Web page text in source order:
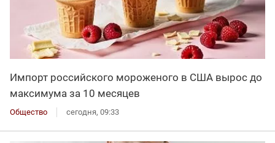
Импорт российского мороженого в США вырос до
максимума за 10 месяцев
Общество сегодня, 09:33